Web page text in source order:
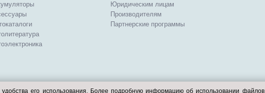
Юридическим лицам
Производителям
Партнерские программы
его использования. Более подробную информацию об использовании файлов